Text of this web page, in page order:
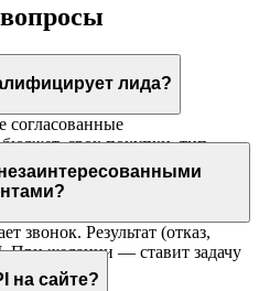
лида?
согласованные
срок покупки, тип
фиксируются и вместе с
в CRM.
звонок. Результат (отказ,
При желании — ставит задачу
на сайте?